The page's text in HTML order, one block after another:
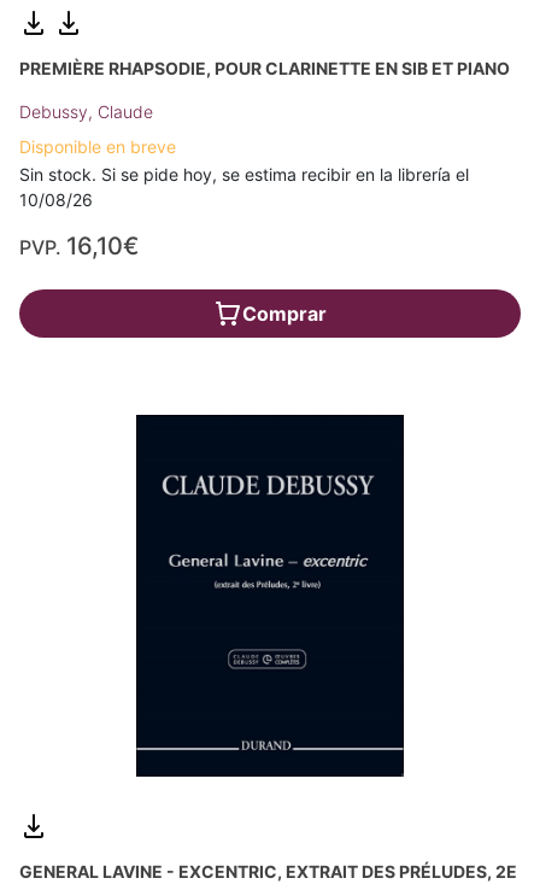
PREMIÈRE RHAPSODIE, POUR CLARINETTE EN SIB ET PIANO
Debussy, Claude
Disponible en breve
Sin stock. Si se pide hoy, se estima recibir en la librería el
10/08/26
PVP. 16,10€
Comprar
GENERAL LAVINE - EXCENTRIC, EXTRAIT DES PRÉLUDES, 2E